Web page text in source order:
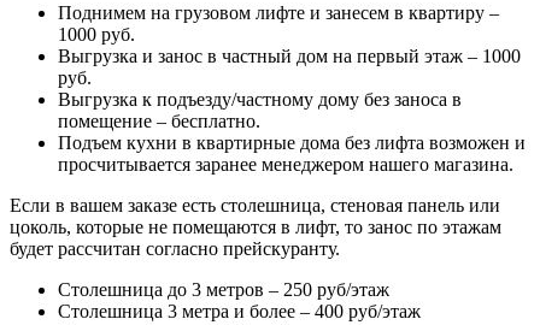
Поднимем на грузовом лифте и занесем в квартиру –
1000 руб.
Выгрузка и занос в частный дом на первый этаж – 1000
руб.
Выгрузка к подъезду/частному дому без заноса в
помещение – бесплатно.
Подъем кухни в квартирные дома без лифта возможен и
просчитывается заранее менеджером нашего магазина.
Если в вашем заказе есть столешница, стеновая панель или
цоколь, которые не помещаются в лифт, то занос по этажам
будет рассчитан согласно прейскуранту.
Столешница до 3 метров – 250 руб/этаж
Столешница 3 метра и более – 400 руб/этаж